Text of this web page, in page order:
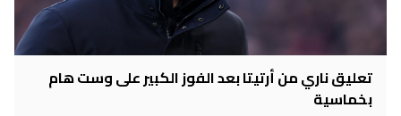
تعليق ناري من أرتيتا بعد الفوز الكبير على وست هام
بخماسية